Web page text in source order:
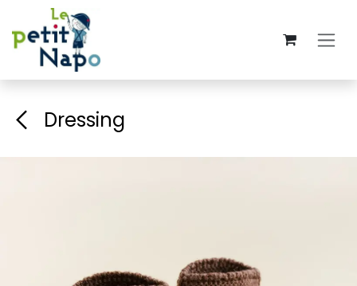
Se rendre au contenu
Dressing